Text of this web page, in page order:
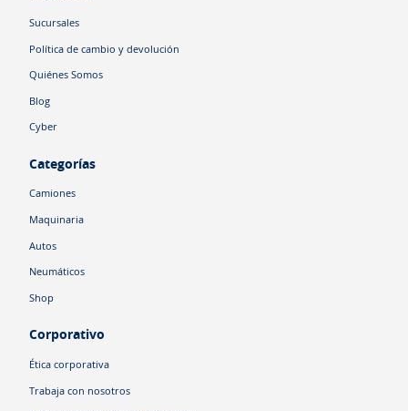
Sucursales
Política de cambio y devolución
Quiénes Somos
Blog
Cyber
Categorías
Camiones
Maquinaria
Autos
Neumáticos
Shop
Corporativo
Ética corporativa
Trabaja con nosotros